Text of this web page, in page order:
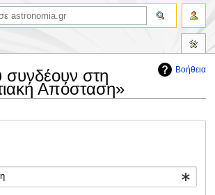
Βοήθεια
συνδέουν στη
Απόσταση»